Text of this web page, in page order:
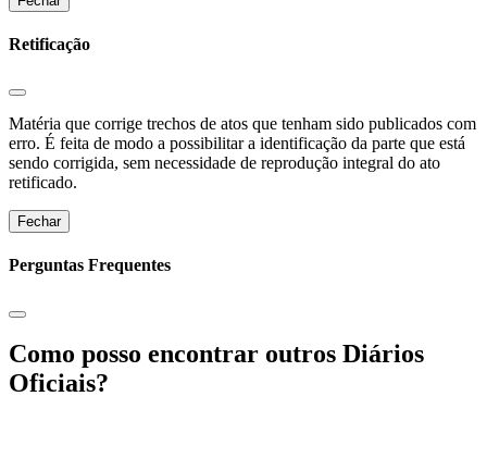
Retificação
Matéria que corrige trechos de atos que tenham sido publicados com
erro. É feita de modo a possibilitar a identificação da parte que está
sendo corrigida, sem necessidade de reprodução integral do ato
retificado.
Fechar
Perguntas Frequentes
Como posso encontrar outros Diários
Oficiais?